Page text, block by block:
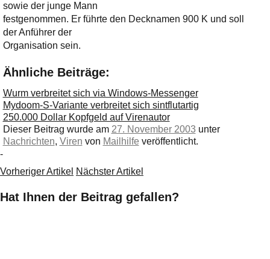
sowie der junge Mann
festgenommen. Er führte den Decknamen 900 K und soll
der Anführer der
Organisation sein.
Ähnliche Beiträge:
Wurm verbreitet sich via Windows-Messenger
Mydoom-S-Variante verbreitet sich sintflutartig
250.000 Dollar Kopfgeld auf Virenautor
Dieser Beitrag wurde am 27. November 2003 unter
Nachrichten, Viren von Mailhilfe veröffentlicht.
-
Vorheriger Artikel Nächster Artikel
Hat Ihnen der Beitrag gefallen?